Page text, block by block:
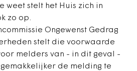
weet stelt het Huis zich in
zo op.
Ongewenst Gedrag
stelt die voorwaarde
melders van - in dit geval -
de melding te